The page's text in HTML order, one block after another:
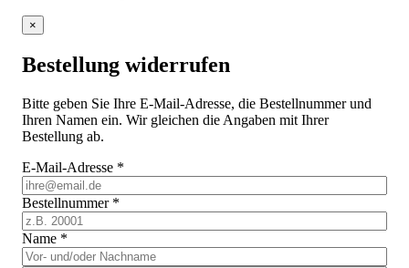
×
Bestellung widerrufen
Bitte geben Sie Ihre E-Mail-Adresse, die Bestellnummer und
Ihren Namen ein. Wir gleichen die Angaben mit Ihrer
Bestellung ab.
E-Mail-Adresse *
Bestellnummer *
Name *